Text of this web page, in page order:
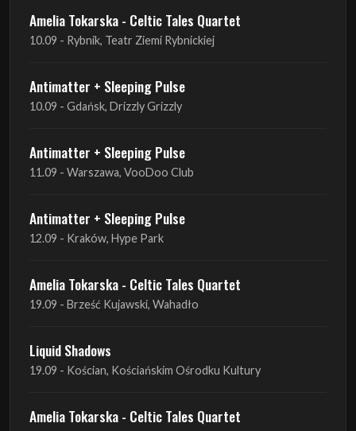
Antimatter + Sleeping Pulse
Antimatter + Sleeping Pulse
11.09 - Warszawa, VooDoo Club
Antimatter + Sleeping Pulse
12.09 - Kraków, Hype Park
Amelia Tokarska - Celtic Tales Quartet
19.09 - Brześć Kujawski, Wahadło
Liquid Shadows
19.09 - Kościan, Kościańskim Ośrodku Kultury
Amelia Tokarska - Celtic Tales Quartet
20.09 - Brześć Kujawski, Wahadło
Red Sand